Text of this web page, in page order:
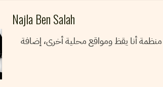
Najla Ben Salah
أنا يقظ ومواقع محلية أخرى، إضافة